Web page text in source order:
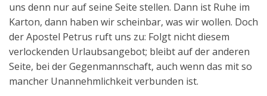
uns denn nur auf seine Seite stellen. Dann ist Ruhe im
Karton, dann haben wir scheinbar, was wir wollen. Doch
der Apostel Petrus ruft uns zu: Folgt nicht diesem
verlockenden Urlaubsangebot; bleibt auf der anderen
Seite, bei der Gegenmannschaft, auch wenn das mit so
mancher Unannehmlichkeit verbunden ist.